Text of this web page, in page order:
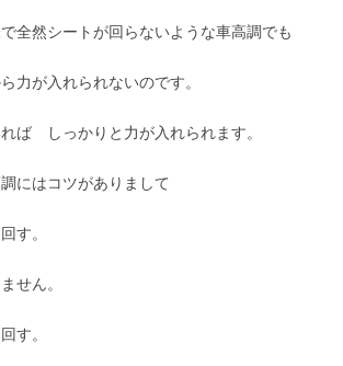
全然シートが回らないような車高調でも
力が入れられないのです。
ば しっかりと力が入れられます。
にはコツがありまして
す。
せん。
す。